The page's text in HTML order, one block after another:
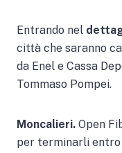
Entrando nel
città che saranno
da Enel e Cassa
Tommaso Pompei.
Moncalieri. Open
per terminarli entro